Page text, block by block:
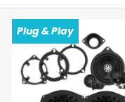
Plug & Play